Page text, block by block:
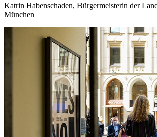
Katrin Habenschaden, Bürgermeisterin der
München